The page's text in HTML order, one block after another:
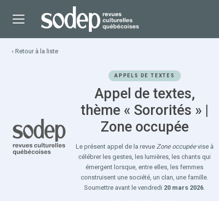
‹ Retour à la liste
APPELS DE TEXTES
Appel de textes,
thème « Sororités » |
Zone occupée
Le présent appel de la revue Zone occupéevise à
célébrer les gestes, les lumières, les chants qui
émergent lorsque, entre elles, les femmes
construisent une société, un clan, une famille.
Soumettre avant le vendredi 20 mars 2026.